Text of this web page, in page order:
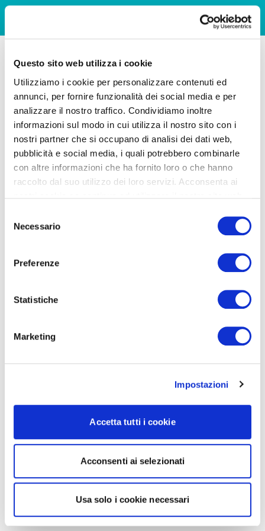
Questo sito web utilizza i cookie
Utilizziamo i cookie per personalizzare contenuti ed
annunci, per fornire funzionalità dei social media e per
analizzare il nostro traffico. Condividiamo inoltre
informazioni sul modo in cui utilizza il nostro sito con i
nostri partner che si occupano di analisi dei dati web,
pubblicità e social media, i quali potrebbero combinarle
con altre informazioni che ha fornito loro o che hanno
raccolto dal suo utilizzo dei loro servizi. Acconsenta ai
delNecessario
Preferenze
Statistiche
Marketing
Impostazioni
Accetta tutti i cookie
Acconsenti ai selezionati
Usa solo i cookie necessari